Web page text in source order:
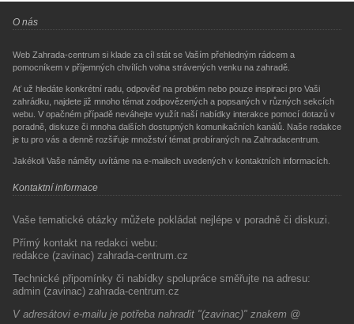
O nás
Web Zahrada-centrum si klade za cíl stát se Vaším přehledným rádcem a
pomocníkem v příjemných chvílích volna strávených venku na zahradě.
Ať už hledáte konkrétní radu, odpověď na problém nebo pouze inspiraci pro Vaši
zahrádku, najdete již mnoho témat zodpovězených a popsaných v různých sekcích
webu. V opačném případě neváhejte využít naší nabídky interakce pomocí dotazů v
poradně, diskuze či mnoha dalších dostupných komunikačních kanálů. Naše redakce
je tu pro vás a denně rozšiřuje množství témat probíraných na Zahradacentrum.
Jakékoli Vaše náměty uvítáme na e-mailech uvedených v kontaktních informacích.
Kontaktní informace
Vaše tematické otázky můžete pokládat nejlépe v poradně či diskuzi.
Přímý kontakt na redakci webu:
redakce (zavinac) zahrada-centrum.cz
Technické připomínky či nabídky spolupráce směřujte na adresu:
admin (zavinac) zahrada-centrum.cz
V adresátovi e-mailu je potřeba nahradit "(zavinac)" znakem @